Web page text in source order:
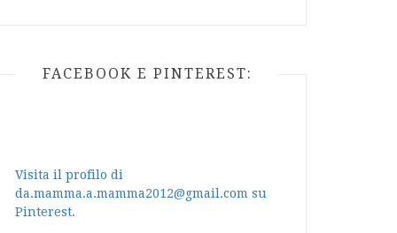
FACEBOOK E PINTEREST:
Visita il profilo di
da.mamma.a.mamma2012@gmail.com su
Pinterest.